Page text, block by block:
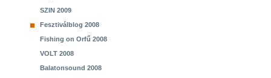
SZIN 2009
Fesztiválblog 2008
Fishing on Orfű 2008
VOLT 2008
Balatonsound 2008